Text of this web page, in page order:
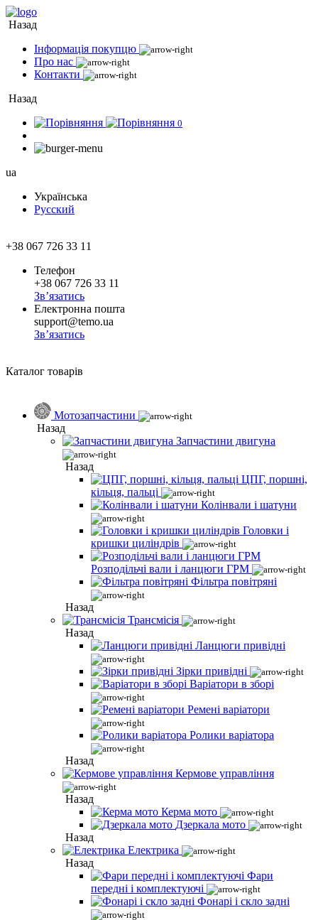
Назад
Інформація покупцю
Про нас
Контакти
Назад
0
ua
Українська
Русский
+38 067 726 33 11
Телефон
+38 067 726 33 11
Зв’язатись
Електронна пошта
support@temo.ua
Зв’язатись
Каталог товарів
Мотозапчастини
Назад
Запчастини двигуна
Назад
ЦПГ, поршні,
кільця, пальці
Колінвали і шатуни
Головки і
кришки циліндрів
Розподільчі вали і ланцюги ГРМ
Фільтра повітряні
Назад
Трансмісія
Назад
Ланцюги привідні
Зірки привідні
Варіатори в зборі
Ремені варіатори
Ролики варіатора
Назад
Кермове управління
Назад
Керма мото
Дзеркала мото
Назад
Електрика
Назад
Фари
передні і комплектуючі
Фонарі і скло задні